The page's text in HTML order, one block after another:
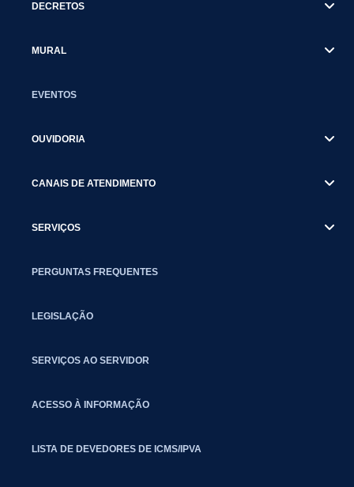
DECRETOS
MURAL
EVENTOS
OUVIDORIA
CANAIS DE ATENDIMENTO
SERVIÇOS
PERGUNTAS FREQUENTES
LEGISLAÇÃO
SERVIÇOS AO SERVIDOR
ACESSO À INFORMAÇÃO
LISTA DE DEVEDORES DE ICMS/IPVA